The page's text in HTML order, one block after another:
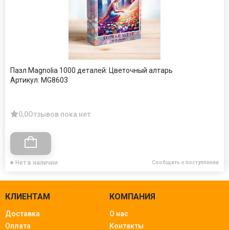
Пазл Magnolia 1000 деталей: Цветочный алтарь
Артикул: MG8603
0,0Отзывов пока нет
Нет в наличии Сообщить о поступлении
КЛИЕНТАМ
Доставка
Оплата
КОМПАНИЯ
О нас
Контакты